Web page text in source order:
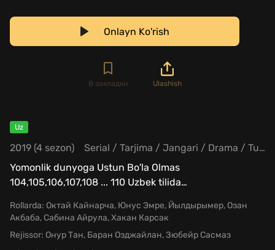
Onlayn Ko'rish
В закладки Ulashish
Uz
2019 (4 sezon) Serial / Tarjima / Jangari / Drama / Turk
Yomonlik dunyoga Ustun Bo'la Olmas
104,105,106,107,108 ... 110 Uzbek tilida…
Rollarda: Октай Кайнарча, Юнус Эмре, Йылдырымер, Озан
Акбаба, Сабина Айрула, Хакан Карсак
Rejissor: Онур Тан, Баран Озджайлан, Зюбейр Сасмаз